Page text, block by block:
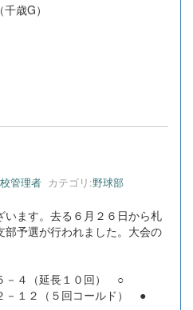
歳G）
管理者 カテゴリ:野球部
います。去る６月２６日から札
予選が行われました。大会の
４（延長１０回） ○
１２（５回コールド） ●